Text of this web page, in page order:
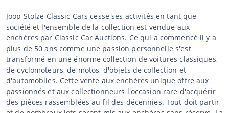
Joop Stolze Classic Cars cesse ses activités en tant que
société et l'ensemble de la collection est vendue aux
enchères par Classic Car Auctions. Ce qui a commencé il y a
plus de 50 ans comme une passion personnelle s'est
transformé en une énorme collection de voitures classiques,
de cyclomoteurs, de motos, d'objets de collection et
d'automobiles. Cette vente aux enchères unique offre aux
passionnés et aux collectionneurs l'occasion rare d'acquérir
des pièces rassemblées au fil des décennies. Tout doit partir